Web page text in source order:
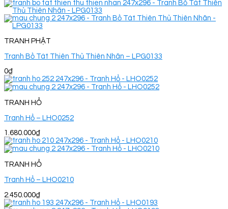
TRANH PHẬT
Tranh Bồ Tát Thiên Thủ Thiên Nhãn – LPG0133
0₫
TRANH HỔ
Tranh Hổ – LHO0252
1.680.000₫
TRANH HỔ
Tranh Hổ – LHO0210
2.450.000₫